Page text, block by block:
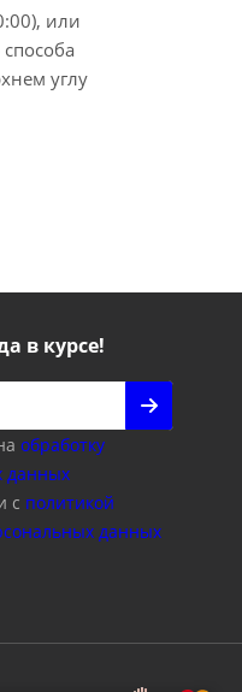
или
углу
в курсе!
обработку
данных
с политикой
данных